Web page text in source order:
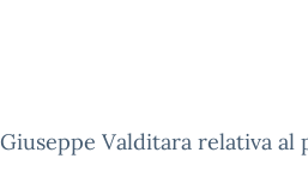
Valditara relativa al